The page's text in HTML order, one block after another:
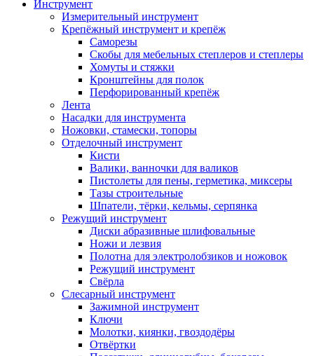
Инструмент
Измерительный инструмент
Крепёжный инструмент и крепёж
Саморезы
Скобы для мебельных степлеров и степлеры
Хомуты и стяжки
Кронштейны для полок
Перфорированный крепёж
Лента
Насадки для инструмента
Ножовки, стамески, топоры
Отделочный инструмент
Кисти
Валики, ванночки для валиков
Пистолеты для пены, герметика, миксеры
Тазы строительные
Шпатели, тёрки, кельмы, серпянка
Режущий инструмент
Диски абразивные шлифовальные
Ножи и лезвия
Полотна для электролобзиков и ножовок
Режущий инструмент
Свёрла
Слесарный инструмент
Зажимной инструмент
Ключи
Молотки, киянки, гвоздодёры
Отвёртки